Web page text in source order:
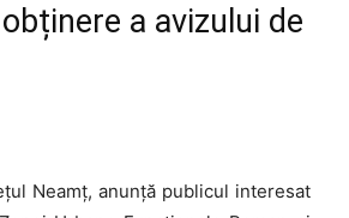
a avizului de
Neamţ, anunţă publicul interesat